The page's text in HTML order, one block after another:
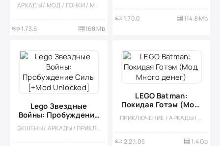
АРКАДЫ / МОД / ГОНКИ / МНОГОПОЛЬЗОВАТЕЛЬСКАЯ / СОРЕВНОВАТЕЛЬНАЯ / ОФЛАЙН / ОДНОПОЛЬЗОВАТЕЛЬСКИЕ / ВСТРОЕННЫЙ КЕШ / СТИЛИЗАЦИЯ / ВИД СБОКУ / СЛОЖНАЯ / ВЕСЁЛАЯ
1.73.5 168 Mb
1.70.0 114.8 Mb
Lego Звездные
Войны: Пробуждение
Силы [+Mod
Unlocked]
ЭКШЕНЫ / АРКАДЫ / ПРИКЛЮЧЕНИЕ / БОЛЬШАЯ / ОДНОПОЛЬЗОВАТЕЛЬСКИЕ / СТИЛИЗАЦИЯ / ОФЛАЙН / 3D / МНОГОПОЛЬЗОВАТЕЛЬСКАЯ / ПО МУЛЬТФИЛЬМАМ / ПЛАТФОРМЕРЫ / ГОЛОВОЛОМКИ
LEGO Batman:
Покидая Готэм (Мод,
Много денег)
ПРИКЛЮЧЕНИЕ / АРКАДЫ / ПЛАТНАЯ / ЭКШЕНЫ / ОДНОПОЛЬЗОВАТЕЛЬСКИЕ / СТИЛИЗАЦИЯ / ОФЛАЙН / ПО МУЛЬТФИЛЬМАМ / 3D / СУПЕРГЕРОИ / КОМИКСЫ / ВСТРОЕННЫЙ КЕШ / МОД / БОЛЬШАЯ
2.2.1.05 1.4 Gb